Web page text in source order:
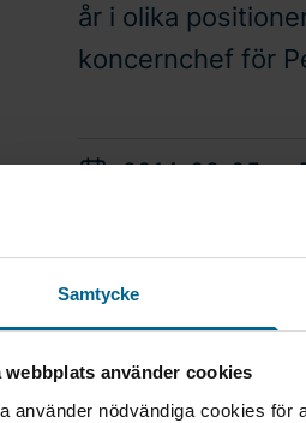
Samtycke
webbplats använder cookies
använder nödvändiga cookies
år i olika
koncernchef för
2014-02-05
Staffan Påhlsson, vd
samt
Helmersen och Peter